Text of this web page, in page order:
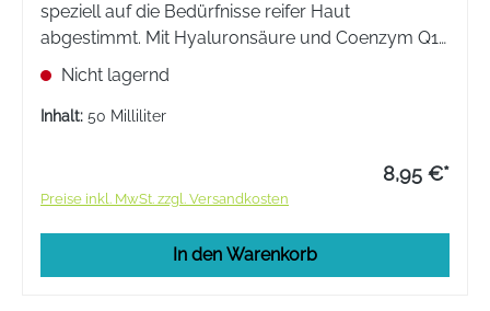
speziell auf die Bedürfnisse reifer Haut
abgestimmt. Mit Hyaluronsäure und Coenzym Q10
versorgt sie die Haut intensiv mit Feuchtigkeit und
mildert Fältchen. Der pH-Wert 5,5 schützt den
natürlichen Hautschutzmantel.
Nicht lagernd
Inhalt: 50 Milliliter
8,95 €*
Preise inkl. MwSt. zzgl. Versandkosten
In den Warenkorb